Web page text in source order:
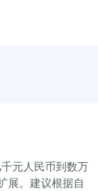
元人民币到数万
展。建议根据自